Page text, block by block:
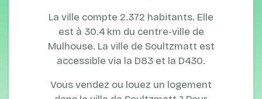
La ville compte 2.372 habitants. Elle
est à 30.4 km du centre-ville de
Mulhouse. La ville de Soultzmatt est
accessible via la D83 et la D430.
Vous vendez ou louez un logement